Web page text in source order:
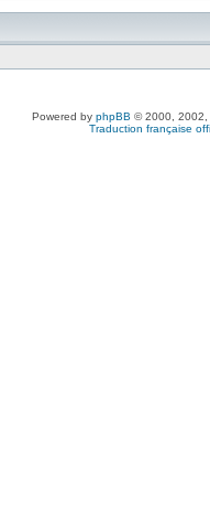
Powered by phpBB © 2000, 2002,
Traduction française